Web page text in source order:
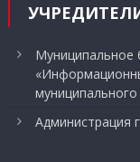
Муниципальное
Администрация